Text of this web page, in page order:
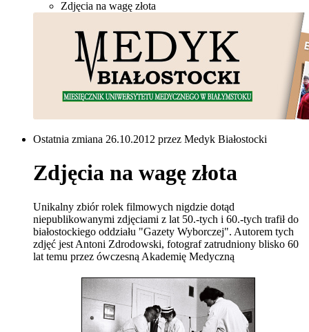
Zdjęcia na wagę złota
Ostatnia zmiana 26.10.2012 przez Medyk Białostocki
Zdjęcia na wagę złota
Unikalny zbiór rolek filmowych nigdzie dotąd
niepublikowanymi zdjęciami z lat 50.-tych i 60.-tych trafił do
białostockiego oddziału "Gazety Wyborczej". Autorem tych
zdjęć jest Antoni Zdrodowski, fotograf zatrudniony blisko 60
lat temu przez ówczesną Akademię Medyczną